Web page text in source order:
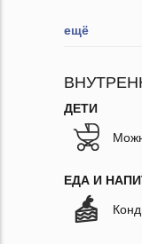
ещё
ДЕТИ
ЕДА И